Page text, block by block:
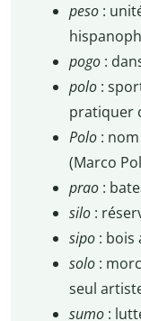
peso :
pogo :
polo :
pratiquer
Polo :
(Marco
prao :
silo :
sipo : bois
solo :
seul
sumo :